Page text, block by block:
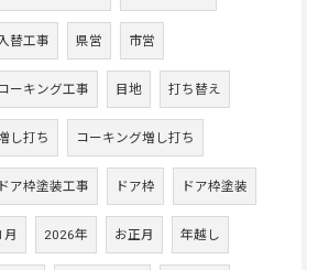
替工事 県営 市営
コーキング工事 目地 打ち替え
し打ち コーキング増し打ち
ドア枠塗装工事 ドア枠 ドア枠塗装
月 2026年 お正月 年越し